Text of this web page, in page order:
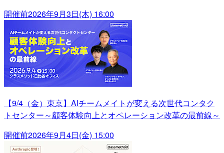
開催前2026年9月3日(木) 16:00
【9/4（金）東京】AIチームメイトが変える次世代コンタク
トセンター～顧客体験向上とオペレーション改革の最前線～
開催前2026年9月4日(金) 15:00